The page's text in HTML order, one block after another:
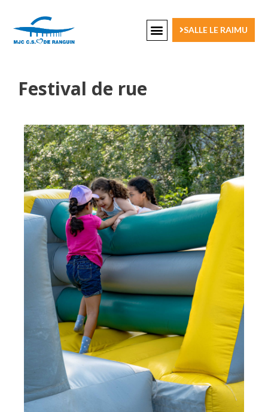
SALLE LE RAIMU
Festival de rue